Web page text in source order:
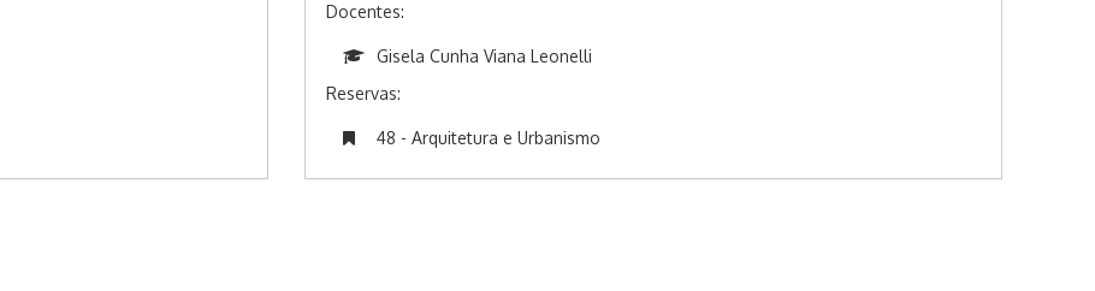
Docentes:
Gisela Cunha Viana Leonelli
Reservas:
48 - Arquitetura e Urbanismo